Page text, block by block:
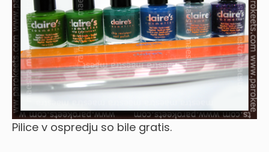
Pilice v ospredju so bile gratis.